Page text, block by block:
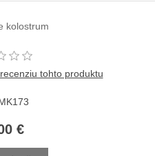
kolostrum
tohto produktu
€